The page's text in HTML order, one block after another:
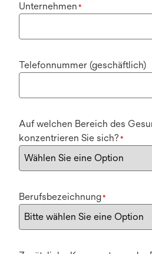
Unternehmen *
Telefonnummer (geschäftlich)
Auf welchen Bereich des
konzentrieren Sie sich? *
Berufsbezeichnung*